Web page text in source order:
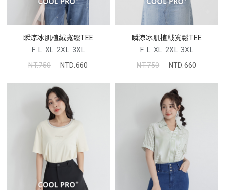
瞬涼冰肌植絨寬鬆TEE
F L XL 2XL 3XL
NT.750
NTD.660
瞬涼冰肌植絨寬鬆TEE
F L XL 2XL 3XL
NT.750
NTD.660